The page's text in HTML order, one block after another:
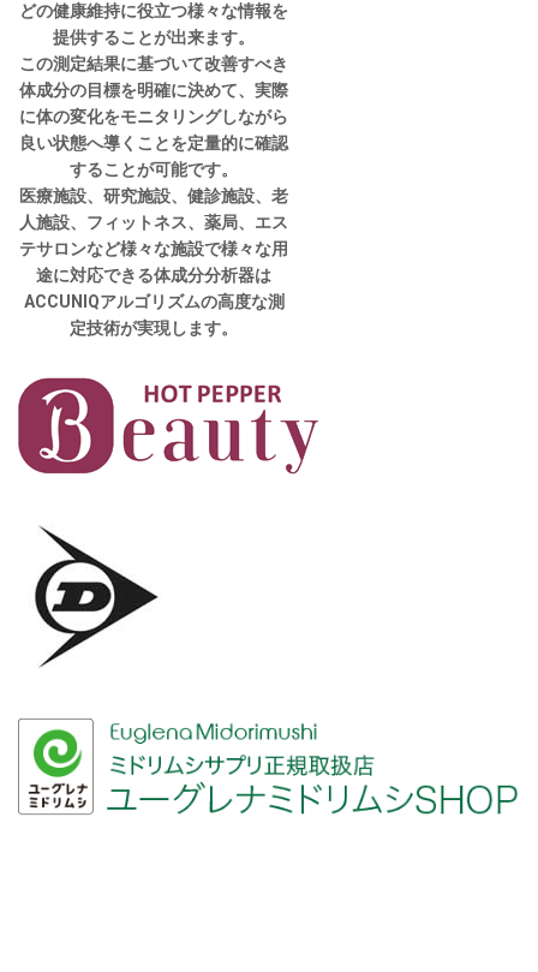
どの健康維持に役立つ様々な情報を
提供することが出来ます。
この測定結果に基づいて改善すべき
体成分の目標を明確に決めて、実際
に体の変化をモニタリングしながら
良い状態へ導くことを定量的に確認
することが可能です。
医療施設、研究施設、健診施設、老
人施設、フィットネス、薬局、エス
テサロンなど様々な施設で様々な用
途に対応できる体成分分析器は
ACCUNIQアルゴリズムの高度な測
定技術が実現します。